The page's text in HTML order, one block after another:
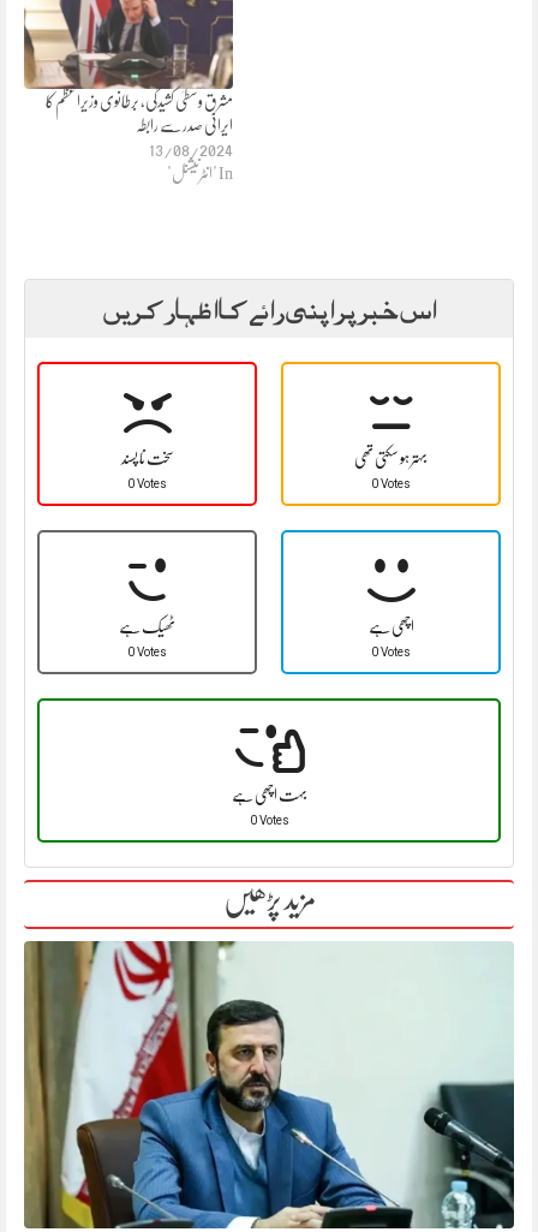
مشرقِ وسطیٰ کشیدگی، برطانوی وزیراعظم کا
ایرانی صدر سے رابطہ
13/08/2024
In "انٹرنیشنل"
اس خبر پر اپنی رائے کا اظہار کریں
سخت نا پسند
0 Votes
بہتر ہو سکتی تھی
0 Votes
ٹھیک ہے
0 Votes
اچھی ہے
0 Votes
بہت اچھی ہے
0 Votes
مزید پڑھیں